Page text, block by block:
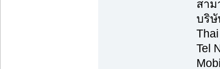
สา
บริ
Tel